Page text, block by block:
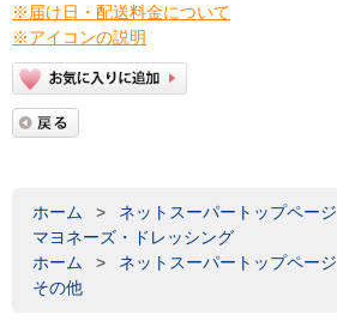
※届け日・配送料金について
※アイコンの説明
ホーム > ネットスーパートップページ
マヨネーズ・ドレッシング
ホーム
> ネットスーパートップページ
その他